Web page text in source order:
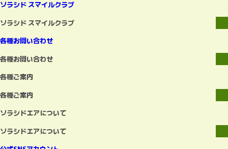
ソラシド スマイルクラブ
ソラシド スマイルクラブ
各種お問い合わせ
各種お問い合わせ
各種ご案内
各種ご案内
ソラシドエアについて
ソラシドエアについて